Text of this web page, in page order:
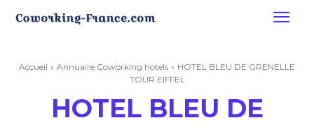
Accueil Annuaire Coworking hotels
HOTEL BLEU DE GRENELLE
TOUR EIFFEL
HOTEL BLEU DE